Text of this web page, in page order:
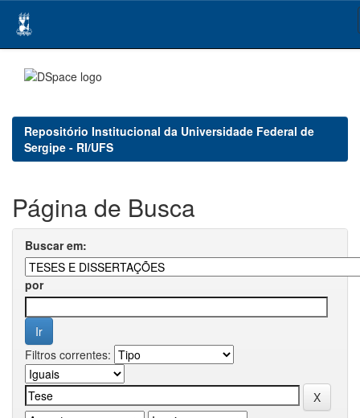
navigation
Repositório Institucional da Universidade Federal de
Sergipe - RI/UFS
Página de Busca
Buscar em:
por
Filtros correntes: